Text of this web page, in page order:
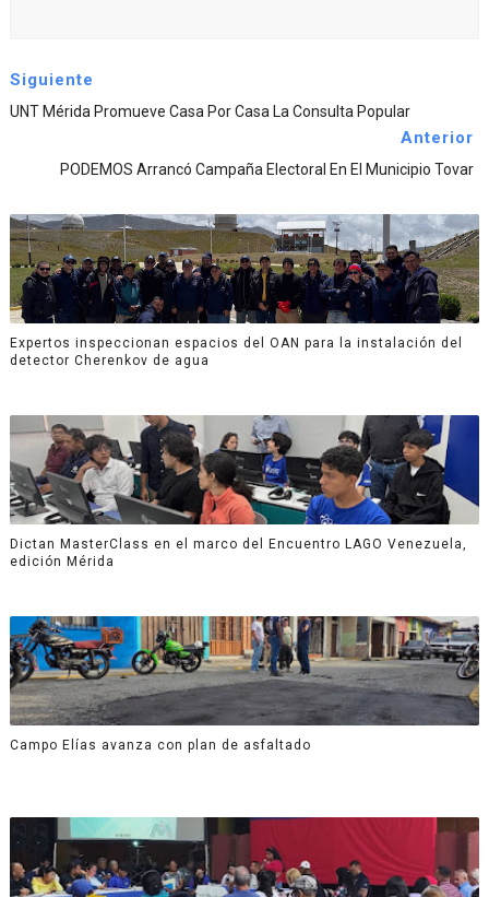
Siguiente
UNT Mérida Promueve Casa Por Casa La Consulta Popular
Anterior
PODEMOS Arrancó Campaña Electoral En El Municipio Tovar
Expertos inspeccionan espacios del OAN para la instalación del
detector Cherenkov de agua
Dictan MasterClass en el marco del Encuentro LAGO Venezuela,
edición Mérida
Campo Elías avanza con plan de asfaltado